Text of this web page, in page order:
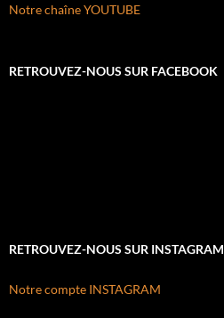
Notre chaîne YOUTUBE
RETROUVEZ-NOUS SUR FACEBOOK
RETROUVEZ-NOUS SUR INSTAGRAM
Notre compte INSTAGRAM